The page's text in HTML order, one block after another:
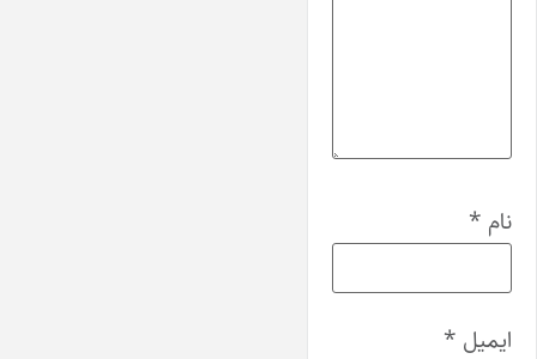
نام *
ایمیل *